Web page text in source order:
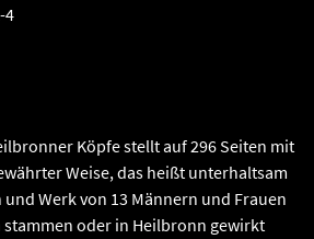
4
Köpfe stellt auf 296 Seiten mit
Weise, das heißt unterhaltsam
Werk von 13 Männern und Frauen
oder in Heilbronn gewirkt